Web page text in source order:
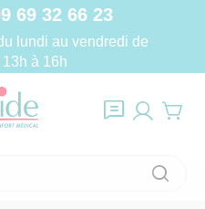
69 32 66 23
lundi au vendredi de
à 16h